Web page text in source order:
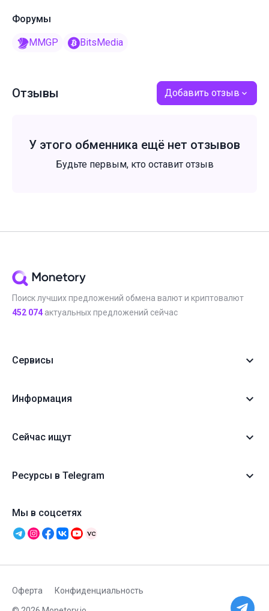
Форумы
MMGP BitsMedia
Отзывы Добавить отзыв
У этого обменника ещё нет отзывов
Будьте первым, кто оставит отзыв
Поиск лучших предложений обмена валют и криптовалют
452 074 актуальных предложений сейчас
Сервисы
Информация
Сейчас ищут
Ресурсы в Telegram
Мы в соцсетях
Оферта Конфиденциальность